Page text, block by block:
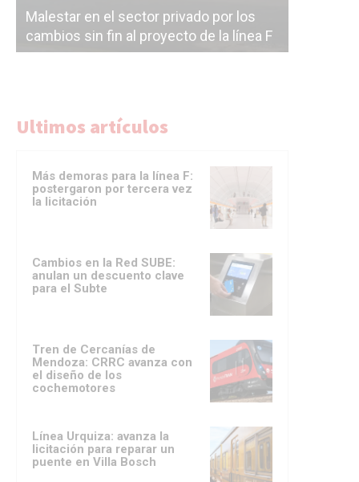
Malestar en el sector privado por los
cambios sin fin al proyecto de la línea F
Ultimos artículos
Más demoras para la línea F:
postergaron por tercera vez
la licitación
Cambios en la Red SUBE:
anulan un descuento clave
para el Subte
Tren de Cercanías de
Mendoza: CRRC avanza con
el diseño de los
cochemotores
Línea Urquiza: avanza la
licitación para reparar un
puente en Villa Bosch